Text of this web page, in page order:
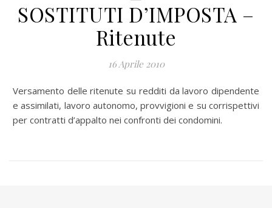
SOSTITUTI D’IMPOSTA –
Ritenute
16 Aprile 2010
Versamento delle ritenute su redditi da lavoro dipendente
e assimilati, lavoro autonomo, provvigioni e su corrispettivi
per contratti d’appalto nei confronti dei condomini.